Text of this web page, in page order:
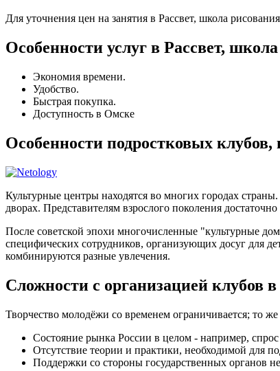
Для уточнения цен на занятия в Рассвет, школа
Особенности услуг в Рассвет,
Экономия времени.
Удобство.
Быстрая покупка.
Доступность в Омске
Особенности подростковых
Культурные центры находятся во многих городах
дворах. Представителям взрослого поколения достаточно
После советской эпохи многочисленные "культурные
специфических сотрудников, организующих досуг для
комбинируются разные увлечения.
Сложности с организацией клубов
Творчество молодёжи со временем ограничивается; то
Состояние рынка России в целом - например,
Отсутствие теории и практики, необходимой для
Поддержки со стороны государственных органов